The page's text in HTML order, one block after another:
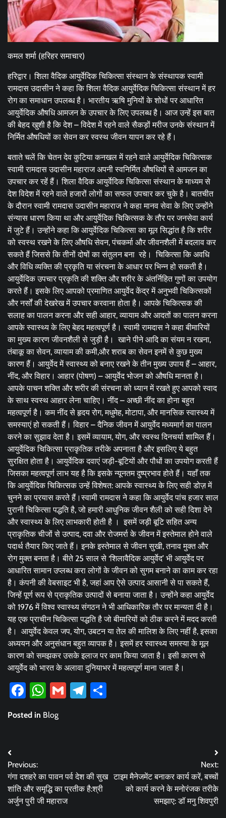
कमल शर्मा (हरिहर समाचार)
हरिद्वार। शिला वैदिक आयुर्वेदिक चिकित्सा संस्थान के संस्थापक स्वामी
रामदास उदासीन ने कहा कि शिला वैदिक आयुर्वेदिक चिकित्सा संस्थान में हर
रोग का समाधान उपलब्ध है। भारतीय ऋषि मुनियों के शोधों पर आधारित
आयुर्वेदिक औषधि आमजन के उपचार के लिए उपलब्ध है। आज उन्हें इस बात
की बेहद खुशी है कि देश – विदेश में रहने वाले सैकड़ों मरीज उनके संस्थान में
निर्मित औषधियों का सेवन कर स्वस्थ जीवन यापन कर रहे हैं।
बताते चलें कि चेतन देव कुटिया कनखल में रहने वाले आयुर्वेदिक चिकित्सक
स्वामी रामदास उदासीन महाराज अपनी स्वनिर्मित औषधियों से आमजन का
उपचार कर रहें हैं। शिला वैदिक आयुर्वेदिक चिकित्सा संस्थान के माध्यम से
देश विदेश में रहने वाले हजारों लोगों का सफल उपचार कर चुके है। बातचीत
के दौरान स्वामी रामदास उदासीन महाराज ने कहा मानव सेवा के लिए उन्होंने
संन्यास धारण किया था और आयुर्वेदिक चिकित्सक के तौर पर जनसेवा कार्य
में जुटे हैं। उन्होंने कहा कि आयुर्वेदिक चिकित्सा का मूल सिद्धांत है कि शरीर
को स्वस्थ रखने के लिए औषधि सेवन, पंचकर्मा और जीवनशैली में बदलाव कर
सकते हैं जिससे कि तीनों दोषों का संतुलन बना रहे। चिकित्सा कि अवधि
और विधि व्यक्ति की प्रकृति या संरचना के आधार पर भिन्न हो सकती है।
आयुर्वेदिक उपचार प्रकृति की शक्ति और शरीर के अंतर्निहित गुणों का उपयोग
करते हैं। इसके लिए आपको प्रमाणित आयुर्वेद केंद्र में अनुभवी चिकित्सकों
और नर्सों की देखरेख में उपचार करवाना होता है। आपके चिकित्सक की
सलाह का पालन करना और सही आहार, व्यायाम और आदतों का पालन करना
आपके स्वास्थ्य के लिए बेहद महत्वपूर्ण है। स्वामी रामदास ने कहा बीमारियों
का मुख्य कारण जीवनशैली से जुड़ी है। खाने पीने आदि का संयम न रखना,
तंबाकू का सेवन, व्यायाम की कमी,और शराब का सेवन इनमें से कुछ मुख्य
कारण हैं। आयुर्वेद में स्वास्थ्य को बनाए रखने के तीन मुख्य उपाय हैं – आहार,
नींद, और विहार। आहार (पोषण) – आयुर्वेद भोजन को औषधि मानता है।
आपके पाचन शक्ति और शरीर की संरचना को ध्यान में रखते हुए आपको स्वाद
के साथ स्वस्थ आहार लेना चाहिए। नींद – अच्छी नींद का होना बहुत
महत्वपूर्ण है। कम नींद से हृदय रोग, मधुमेह, मोटापा, और मानसिक स्वास्थ्य में
समस्याएं हो सकती हैं। विहार – दैनिक जीवन में आयुर्वेद मध्यमार्ग का पालन
करने का सुझाव देता है। इसमें व्यायाम, योग, और स्वस्थ दिनचर्या शामिल हैं।
आयुर्वेदिक चिकित्सा प्राकृतिक तरीके अपनाता है और इसलिए ये बहुत
सुरक्षित होता है। आयुर्वेदिक दवाएं जड़ी-बूटियों और पौधों का उपयोग करती हैं
जिसका महत्वपूर्ण लाभ यह है कि इसके न्यूनतम दुष्प्रभाव होते हैं। यहाँ तक
कि आयुर्वेदिक चिकित्सक उन्हें विशेषत: आपके स्वास्थ्य के लिए सही डोज़ में
चुनने का प्रयास करते हैं।स्वामी रामदास ने कहा कि आयुर्वेद पांच हजार साल
पुरानी चिकित्सा पद्धति है, जो हमारी आधुनिक जीवन शैली को सही दिशा देने
और स्वास्थ्य के लिए लाभकारी होती है । इसमें जड़ी बूटि सहित अन्य
प्राकृतिक चीजों से उत्पाद, दवा और रोजमर्रा के जीवन में इस्तेमाल होने वाले
पदार्थ तैयार किए जाते हैं। इनके इस्तेमाल से जीवन सुखी, तनाव मुक्त और
रोग मुक्त बनता है। बीते 25 साल से ‘शिलावैदिक आयुर्वेद’ भी आयुर्वेद पर
आधारित सामान उप्लब्ध करा लोगों के जीवन को सुगम बनाने का काम कर रहा
है। कंपनी की वेबसाइट भी है, जहां आप ऐसे उत्पाद आसानी से पा सकते हैं,
जिन्हें पूर्ण रूप से प्राकृतिक उत्पादों से बनाया जाता है। उन्होंने कहा आयुर्वेद
को 1976 में विश्व स्वास्थ्य संगठन ने भी आधिकारिक तौर पर मान्यता दी है।
यह एक प्राचीन चिकित्सा पद्धति है जो बीमारियों को ठीक करने में मदद करती
है। आयुर्वेद केवल जप, योग, उबटन या तेल की मालिश के लिए नहीं है, इसका
अध्ययन और अनुसंधान बहुत व्यापक है। इसमें हर स्वास्थ्य समस्या के मूल
कारण को समझकर उसके इलाज पर काम किया जाता है। इसी कारण से
आयुर्वेद को भारत के अलावा दुनियाभर में महत्वपूर्ण माना जाता है।
Facebook
WhatsApp
GmailTelegram
Posted in Blog
Post
navigation
Previous:
गंगा दशहरे का पावन पर्व देश की सुख
शांति और समृद्धि का प्रतीक है:श्री
अर्जुन पुरी जी महाराज
Next:
टाइम मैनेजमेंट बनाकर कार्य करें, बच्चों
को कार्य करने के मनोरंजक तरीके
समझाए: डॉ मनु शिवपुरी